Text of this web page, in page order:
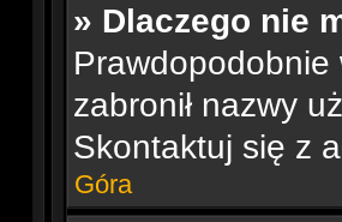
» Dlaczego nie
Prawdopodobnie
zabronił nazwy
Skontaktuj się z
Góra